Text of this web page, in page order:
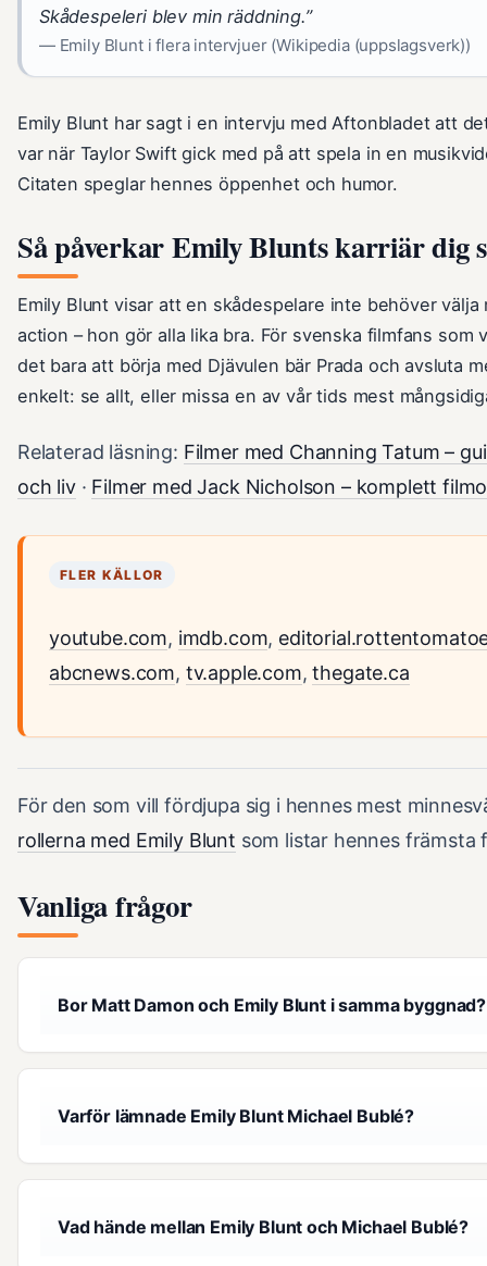
Skådespeleri blev min räddning.”
— Emily Blunt i flera intervjuer (Wikipedia (uppslagsverk))
Emily Blunt har sagt i en intervju med Aftonbladet att
var när Taylor Swift gick med på att spela in en
Citaten speglar hennes öppenhet och humor.
Så påverkar Emily Blunts karriär dig
Emily Blunt visar att en skådespelare inte behöver välja
action – hon gör alla lika bra. För svenska filmfans som
det bara att börja med Djävulen bär Prada och avsluta
enkelt: se allt, eller missa en av vår tids mest
Relaterad läsning: Filmer med Channing Tatum –
och liv· Filmer med Jack Nicholson – komplett
FLER KÄLLOR
youtube.com, imdb.com,
abcnews.com, tv.apple.com,thegate.ca
För den som vill fördjupa sig i hennes mest
rollerna med Emily Blunt som listar hennes främsta
Vanliga frågor
Bor Matt Damon och Emily Blunt i samma byggnad?
Varför lämnade Emily Blunt Michael Bublé?
Vad hände mellan Emily Blunt och Michael Bublé?